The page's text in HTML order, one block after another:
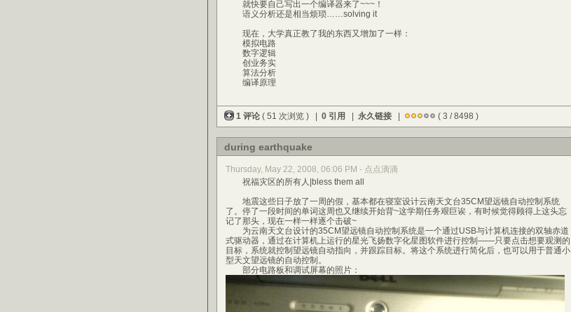
就快要自己写出一个编译器来了~~~！
语义分析还是相当烦琐……solving it
现在，大学真正教了我的东西又增加了一样：
模拟电路
数字逻辑
创业务实
算法分析
编译原理
1 评论 ( 51 次浏览 ) | 0 引用 永久链接 ( 3 / 8498 )
during earthquake
Thursday, May 22, 2008, 06:06 PM - 点点滴滴
祝福灾区的所有人|bless them all
地震这些日子放了一周的假，基本都在寝室设计云南天文台35CM望远镜自动控制系统
了。停了一段时间的单词这周也又继续开始背~这学期任务艰巨诶，有时候觉得顾得上这头忘
记了那头，现在一样一样逐个击破~
为云南天文台设计的35CM望远镜自动控制系统是一个通过USB与计算机连接的双轴赤道
式驱动器，通过在计算机上运行的星光飞扬数字化星图软件进行控制——只要点击想要观测的
目标，系统就控制望远镜自动指向，并跟踪目标。将这个系统进行简化后，也可以用于普通小
型天文望远镜的自动控制。
部分电路板和调试屏幕的照片：